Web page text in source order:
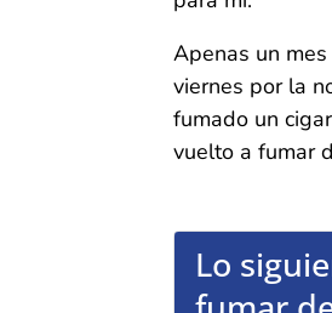
Apenas un
viernes por la
fumado un
vuelto a fumar